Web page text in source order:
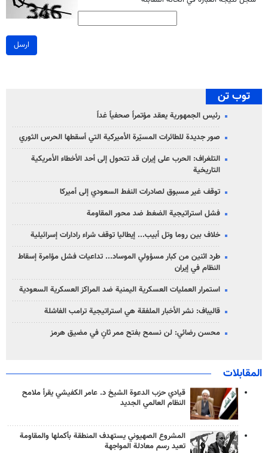
ارسل
توب تن
رئيس الجمهورية يعقد مؤتمراً صحفياً غداً
صور جديدة للطائرات المسيّرة الأميركية التي أسقطها الحرس الثوري
التلغراف: الحرب على إيران قد تتحول إلى أحد الأخطاء الأمريكية
التاريخية
توقف غير مسبوق لصادرات النفط السعودي إلى أميركا
فشل استراتيجية الضغط ضد محور المقاومة
خلاف بين روما وتل أبيب... إيطاليا توقف شراء رادارات إسرائيلية
طرد اثنين من كبار مسؤولي الموساد... تداعيات فشل مؤامرة إسقاط
النظام في إيران
استمرار العمليات العسكرية اليمنية ضد المراكز العسكرية السعودية
قاليباف: نشر الأخبار الملفقة هي استراتيجية ترامب الفاشلة
محسن رضائي: لن نسمح بفتح ممر ثانٍ في مضيق هرمز
المقابلات
قيادي حزب الدعوة الشيخ د. عامر الكفيشي يقرأ ملامح
النظام العالمي الجديد
المشروع الصهيوني يستهدف المنطقة بأكملها والمقاومة
تعيد رسم معادلة المواجهة